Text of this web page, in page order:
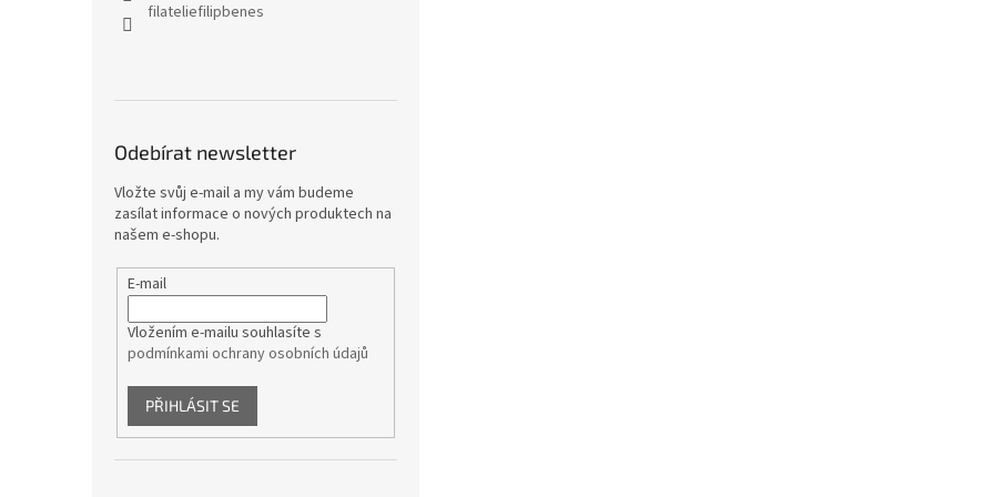
filateliefilipbenes
Odebírat newsletter
Vložte svůj e-mail a my vám budeme
zasílat informace o nových produktech na
našem e-shopu.
E-mail
Vložením e-mailu souhlasíte s
podmínkami ochrany osobních údajů
PŘIHLÁSIT SE